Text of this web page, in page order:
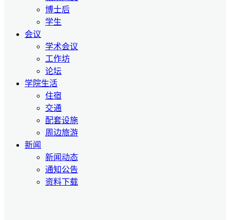
博士后
学生
会议
学术会议
工作坊
论坛
学院生活
住宿
交通
配套设施
周边旅游
新闻
新闻动态
通知公告
资料下载